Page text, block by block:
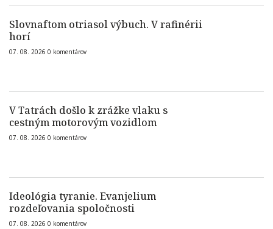
Slovnaftom otriasol výbuch. V rafinérii
horí
07. 08. 2026 0 komentárov
V Tatrách došlo k zrážke vlaku s
cestným motorovým vozidlom
07. 08. 2026 0 komentárov
Ideológia tyranie. Evanjelium
rozdeľovania spoločnosti
07. 08. 2026 0 komentárov